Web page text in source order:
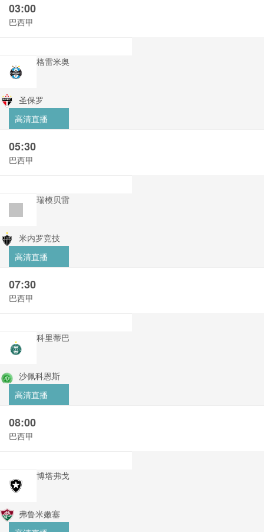
03:00
巴西甲
格雷米奥
圣保罗
高清直播
05:30
巴西甲
瑞模贝雷
米内罗竞技
高清直播
07:30
巴西甲
科里蒂巴
沙佩科恩斯
高清直播
08:00
巴西甲
博塔弗戈
弗鲁米嫩塞